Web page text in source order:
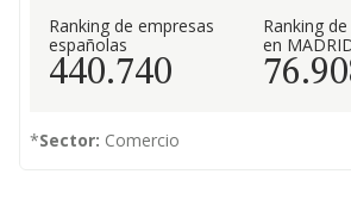
Ranking de empresas
españolas
440.740
Ranking
en
*Sector: Comercio